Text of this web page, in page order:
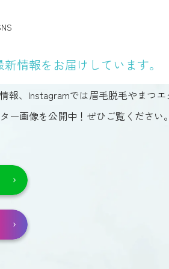
新情報をお届けしています。
報、Instagramでは眉毛脱毛やまつエ
ー画像を公開中！ぜひご覧ください。